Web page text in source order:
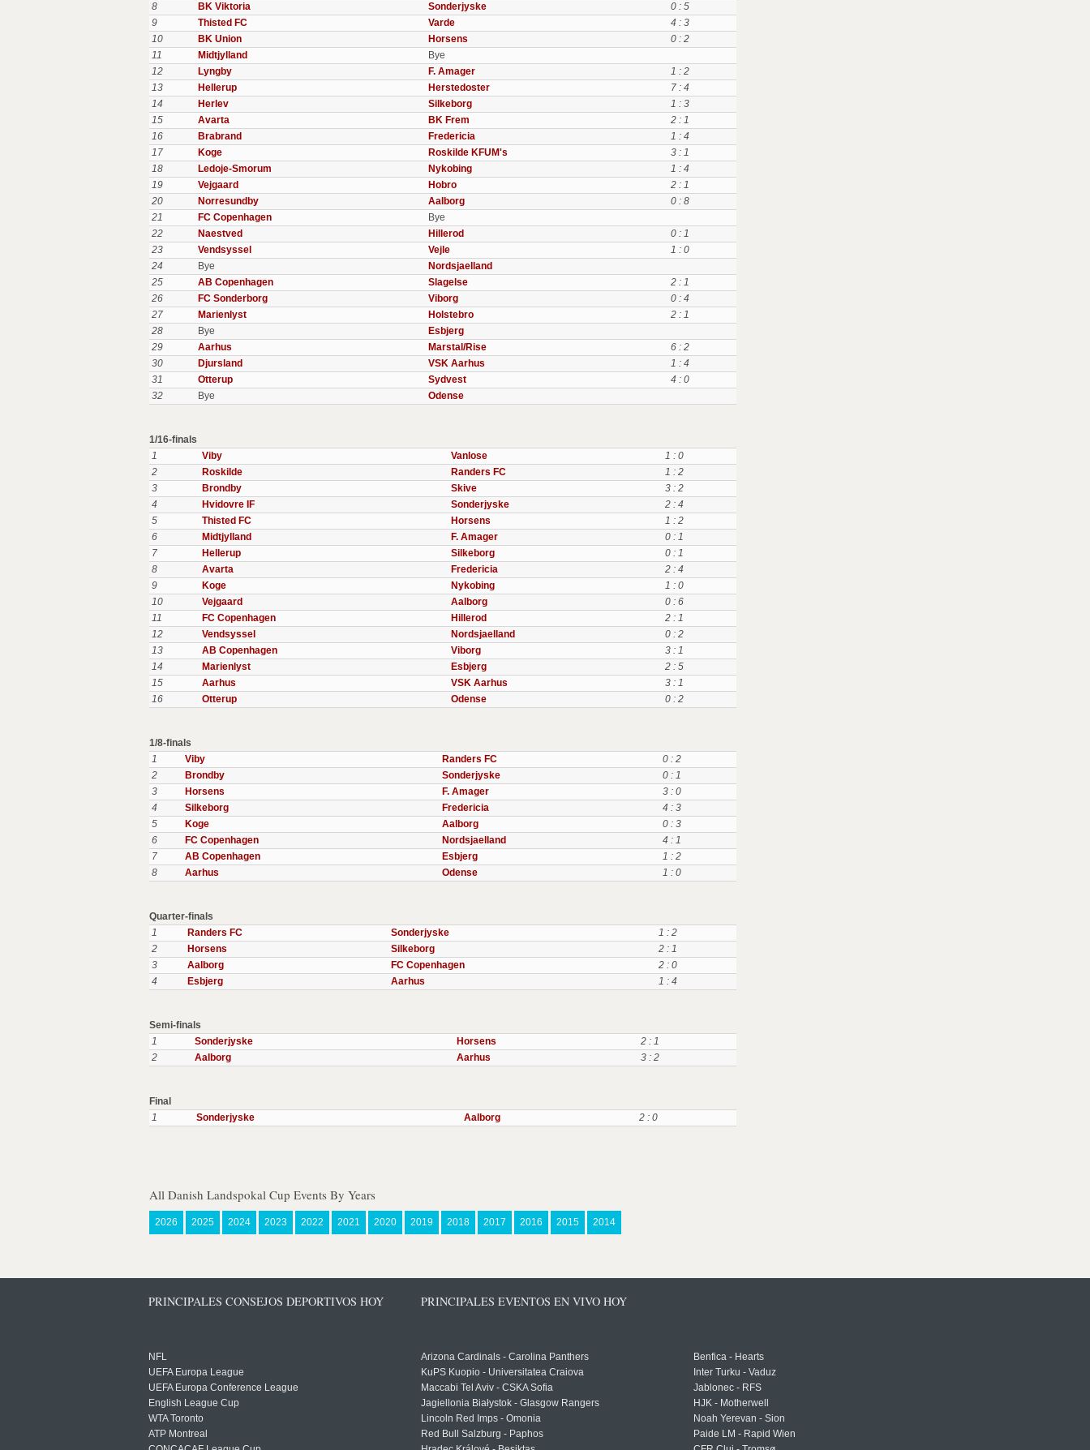
8
BK Viktoria Sonderjyske
0 : 5
9
Thisted FC Varde
4 : 3
10
BK Union Horsens
0 : 2
11
Midtjylland
Bye
12
Lyngby F. Amager
1 : 2
13
Hellerup Herstedoster
7 : 4
14
Herlev Silkeborg
1 : 3
15
Avarta BK Frem
2 : 1
16
Brabrand Fredericia
1 : 4
17
Koge Roskilde KFUM's
3 : 1
18
Ledoje-Smorum Nykobing
1 : 4
19
Vejgaard Hobro
2 : 1
20
Norresundby Aalborg
0 : 8
21
FC Copenhagen
Bye
22
Naestved Hillerod
0 : 1
23
Vendsyssel Vejle
1 : 0
24
Bye
Nordsjaelland
25
AB Copenhagen Slagelse
2 : 1
26
FC Sonderborg Viborg
0 : 4
27
Marienlyst Holstebro
2 : 1
28
Bye
Esbjerg
29
Aarhus Marstal/Rise
6 : 2
30
Djursland VSK Aarhus
1 : 4
31
Otterup Sydvest
4 : 0
32
Bye Odense
1/16-finals
1
Viby Vanlose
1 : 0
2
Roskilde Randers FC
1 : 2
3
Brondby Skive
3 : 2
4
Hvidovre IF Sonderjyske
2 : 4
5
Thisted FC Horsens
1 : 2
6
Midtjylland F. Amager
0 : 1
7
Hellerup Silkeborg
0 : 1
8
Avarta Fredericia
2 : 4
9
Koge Nykobing
1 : 0
10
Vejgaard Aalborg
0 : 6
11
FC Copenhagen Hillerod
2 : 1
12
Vendsyssel Nordsjaelland
0 : 2
13
AB Copenhagen Viborg
3 : 1
14
Marienlyst Esbjerg
2 : 5
15
Aarhus VSK Aarhus
3 : 1
16
Otterup Odense 0 : 2
1/8-finals
1
Viby Randers FC
0 : 2
2
Brondby Sonderjyske
0 : 1
3
Horsens F. Amager
3 : 0
4
Silkeborg Fredericia
4 : 3
5
Koge Aalborg
0 : 3
6
FC Copenhagen Nordsjaelland
4 : 1
7
AB Copenhagen Esbjerg
1 : 2
8
Aarhus Odense 1 : 0
Quarter-finals
1
Randers FC Sonderjyske
1 : 2
2
Horsens Silkeborg
2 : 1
3
Aalborg FC Copenhagen
2 : 0
4
Esbjerg Aarhus 1 : 4
Semi-finals
1
Sonderjyske Horsens
2 : 1
2
Aalborg Aarhus 3 : 2
Final
1
Sonderjyske Aalborg 2 : 0
All Danish Landspokal Cup Events By Years
2026 2025 2024 2023 2022 2021 2020 2019 2018 2017 2016 2015 2014
PRINCIPALES CONSEJOS DEPORTIVOS HOY
NFL
UEFA Europa League
UEFA Europa Conference League
English League Cup
WTA Toronto
ATP Montreal
PRINCIPALES EVENTOS EN VIVO HOY
Arizona Cardinals - Carolina Panthers
KuPS Kuopio - Universitatea Craiova
Maccabi Tel Aviv - CSKA Sofia
Jagiellonia Białystok - Glasgow Rangers
Lincoln Red Imps - Omonia
Red Bull Salzburg - Paphos
Benfica - Hearts
Inter Turku - Vaduz
Jablonec - RFS
HJK - Motherwell
Noah Yerevan - Sion
Paide LM - Rapid Wien